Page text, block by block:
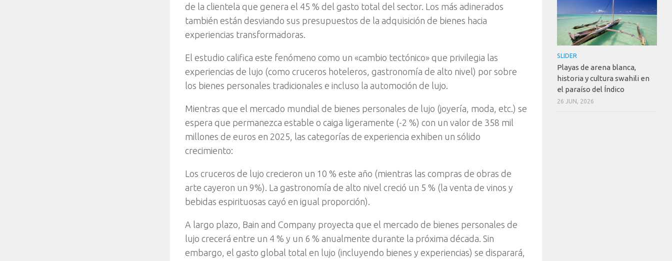
de la clientela que genera el 45 % del gasto total del sector. Los más adinerados
también están desviando sus presupuestos de la adquisición de bienes hacia
experiencias transformadoras.
El estudio califica este fenómeno como un «cambio tectónico» que privilegia las
experiencias de lujo (como cruceros hoteleros, gastronomía de alto nivel) por sobre
los bienes personales tradicionales e incluso la automoción de lujo.
Mientras que el mercado mundial de bienes personales de lujo (joyería, moda, etc.) se
espera que permanezca estable o caiga ligeramente (-2 %) con un valor de 358 mil
millones de euros en 2025, las categorías de experiencia exhiben un sólido
crecimiento:
Los cruceros de lujo crecieron un 10 % este año (mientras las compras de obras de
arte cayeron un 9%). La gastronomía de alto nivel creció un 5 % (la venta de vinos y
bebidas espirituosas cayó en igual proporción).
A largo plazo, Bain and Company proyecta que el mercado de bienes personales de
lujo crecerá entre un 4 % y un 6 % anualmente durante la próxima década. Sin
embargo, el gasto global total en lujo (incluyendo bienes y experiencias) se disparará,
SLIDER
Playas de arena blanca,
historia y cultura swahili en
el paraíso del Índico
26 JUN, 2026